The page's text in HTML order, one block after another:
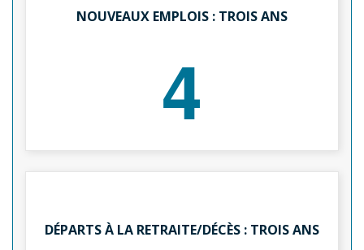
NOUVEAUX EMPLOIS : TROIS ANS
4
DÉPARTS À LA RETRAITE/DÉCÈS : TROIS ANS